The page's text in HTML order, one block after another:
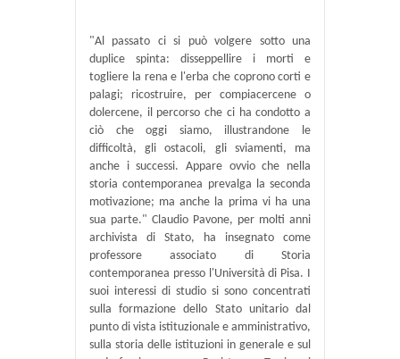
"Al passato ci si può volgere sotto una
duplice spinta: disseppellire i morti e
togliere la rena e l'erba che coprono corti e
palagi; ricostruire, per compiacercene o
dolercene, il percorso che ci ha condotto a
ciò che oggi siamo, illustrandone le
difficoltà, gli ostacoli, gli sviamenti, ma
anche i successi. Appare ovvio che nella
storia contemporanea prevalga la seconda
motivazione; ma anche la prima vi ha una
sua parte." Claudio Pavone, per molti anni
archivista di Stato, ha insegnato come
professore associato di Storia
contemporanea presso l'Università di Pisa. I
suoi interessi di studio si sono concentrati
sulla formazione dello Stato unitario dal
punto di vista istituzionale e amministrativo,
sulla storia delle istituzioni in generale e sul